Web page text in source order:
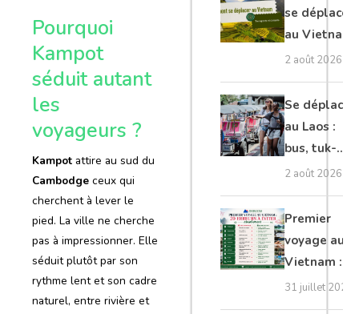
Pourquoi
Kampot
séduit autant
les
voyageurs ?
Kampot attire au sud du
Cambodge ceux qui
cherchent à lever le
pied. La ville ne cherche
pas à impressionner. Elle
séduit plutôt par son
rythme lent et son cadre
naturel, entre rivière et
se déplacer
au Vietnam
: transports
et conseils
2 août 2026
Se déplacer
au Laos :
bus, tuk-
tuk, bateau,
avion et
voiture
2 août 2026
Premier
voyage au
Vietnam :
20 erreurs à
éviter
31 juillet 2026